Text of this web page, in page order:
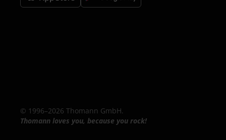
© 1996–2026 Thomann GmbH.
Thomann loves you, because you rock!